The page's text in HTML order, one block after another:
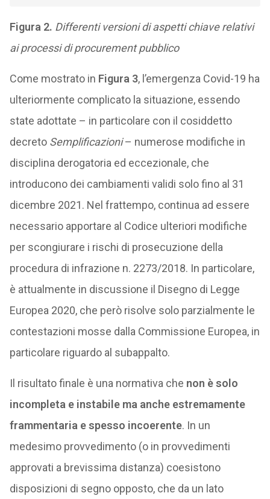
Figura 2. Differenti versioni di aspetti chiave relativi
ai processi di procurement pubblico
Come mostrato in Figura 3, l’emergenza Covid-19 ha
ulteriormente complicato la situazione, essendo
state adottate – in particolare con il cosiddetto
decretoSemplificazioni– numerose modifiche in
disciplina derogatoria ed eccezionale, che
introducono dei cambiamenti validi solo fino al 31
dicembre 2021. Nel frattempo, continua ad essere
necessario apportare al Codice ulteriori modifiche
per scongiurare i rischi di prosecuzione della
procedura di infrazione n. 2273/2018. In particolare,
è attualmente in discussione il Disegno di Legge
Europea 2020, che però risolve solo parzialmente le
contestazioni mosse dalla Commissione Europea, in
particolare riguardo al subappalto.
Il risultato finale è una normativa che non è solo
incompleta e instabile ma anche estremamente
frammentaria e spesso incoerente. In un
medesimo provvedimento (o in provvedimenti
approvati a brevissima distanza) coesistono
disposizioni di segno opposto, che da un lato